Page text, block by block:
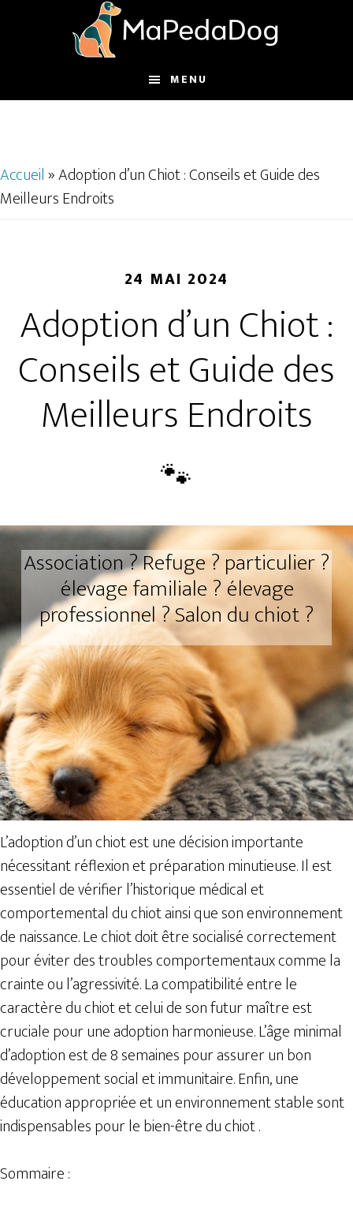
page
MENU
Accueil»Adoption d’un Chiot : Conseils et Guide des
Meilleurs Endroits
24 MAI 2024
Adoption d’un Chiot :
Conseils et Guide des
Meilleurs Endroits
Association ? Refuge ? particulier ?
élevage familiale ? élevage
professionnel ? Salon du chiot ?
L’adoption d’un chiot est une décision importante
nécessitant réflexion et préparation minutieuse. Il est
essentiel de vérifier l’historique médical et
comportemental du chiot ainsi que son environnement
de naissance. Le chiot doit être socialisé correctement
pour éviter des troubles comportementaux comme la
crainte ou l’agressivité. La compatibilité entre le
caractère du chiot et celui de son futur maître est
cruciale pour une adoption harmonieuse. L’âge minimal
d’adoption est de 8 semaines pour assurer un bon
développement social et immunitaire. Enfin, une
éducation appropriée et un environnement stable sont
indispensables pour le bien-être du chiot .
Sommaire :